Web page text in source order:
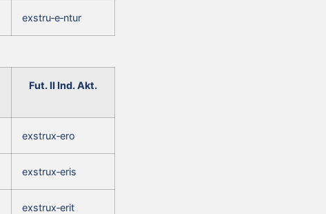
exstru‑e‑ntur
Fut. II Ind. Akt.
exstrux‑ero
exstrux‑eris
exstrux‑erit